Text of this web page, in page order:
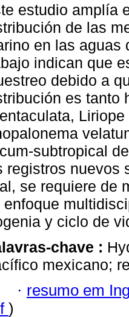
estudio amplía
de las
en las aguas
indican que
debido a
es tanto
subtropical
registros nuevos
se requiere de
enfoque
y ciclo de
chave :
mexicano;
· resumo em
)